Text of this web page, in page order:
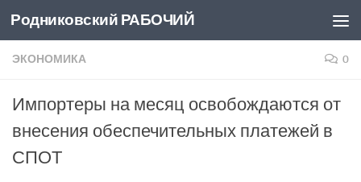
Перейти к содержимому
Родниковский РАБОЧИЙ
ЭКОНОМИКА 0
Импортеры на месяц освобождаются от
внесения обеспечительных платежей в
СПОТ